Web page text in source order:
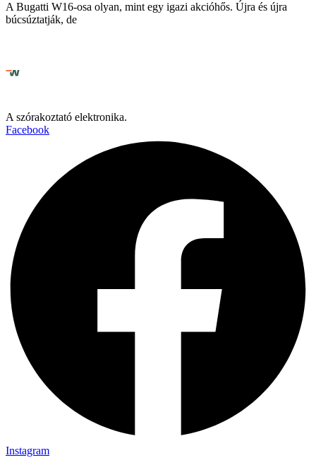
A Bugatti W16-osa olyan, mint egy igazi akcióhős. Újra és újra
búcsúztatják, de
A szórakoztató elektronika.
Facebook
Instagram